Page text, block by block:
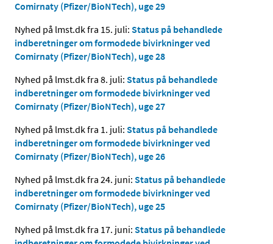
Comirnaty (Pfizer/BioNTech), uge 29
Nyhed på lmst.dk fra 15. juli: Status på behandlede
indberetninger om formodede bivirkninger ved
Comirnaty (Pfizer/BioNTech), uge 28
Nyhed på lmst.dk fra 8. juli: Status på behandlede
indberetninger om formodede bivirkninger ved
Comirnaty (Pfizer/BioNTech), uge 27
Nyhed på lmst.dk fra 1. juli: Status på behandlede
indberetninger om formodede bivirkninger ved
Comirnaty (Pfizer/BioNTech), uge 26
Nyhed på lmst.dk fra 24. juni: Status på behandlede
indberetninger om formodede bivirkninger ved
Comirnaty (Pfizer/BioNTech), uge 25
Nyhed på lmst.dk fra 17. juni: Status på behandlede